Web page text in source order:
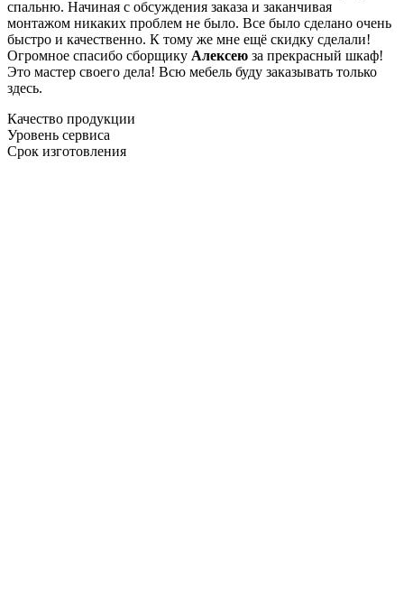
спальню. Начиная с обсуждения заказа и заканчивая
монтажом никаких проблем не было. Все было сделано очень
быстро и качественно. К тому же мне ещё скидку сделали!
Огромное спасибо сборщику Алексею за прекрасный шкаф!
Это мастер своего дела! Всю мебель буду заказывать только
здесь.
Качество продукции
Уровень сервиса
Срок изготовления